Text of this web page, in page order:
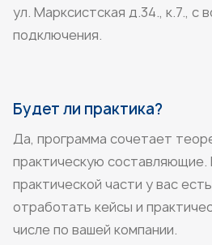
ул. Марксистская д.34., к.7., с
подключения.
Будет ли практика?
Да, программа сочетает
практическую составляющие.
практической части у вас
отработать кейсы и
числе по вашей компании.